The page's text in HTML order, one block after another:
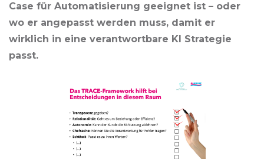
Case für Automatisierung geeignet ist – oder
wo er angepasst werden muss, damit er
wirklich in eine verantwortbare KI Strategie
passt.